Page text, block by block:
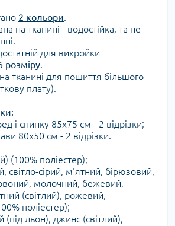
2 кольори.
на тканині - водостійка, та не
для викройки
розміру.
тканині для пошиття більшого
плату).
і спинку 85х75 см - 2 відрізки;
80х50 см - 2 відрізки.
(100% поліестер);
світло-сірий, м'ятний, бірюзовий,
молочний, бежевий,
(світлий), рожевий,
поліестер);
(під льон), джинс (світлий),